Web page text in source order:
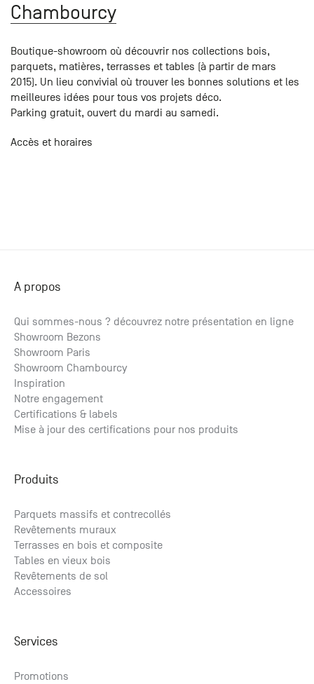
Chambourcy
Boutique-showroom où découvrir nos collections bois,
parquets, matières, terrasses et tables (à partir de mars
2015). Un lieu convivial où trouver les bonnes solutions et les
meilleures idées pour tous vos projets déco.
Parking gratuit, ouvert du mardi au samedi.
Accès et horaires
A propos
Qui sommes-nous ? découvrez notre présentation en ligne
Showroom Bezons
Showroom Paris
Showroom Chambourcy
Inspiration
Notre engagement
Certifications & labels
Mise à jour des certifications pour nos produits
Produits
Parquets massifs et contrecollés
Revêtements muraux
Terrasses en bois et composite
Tables en vieux bois
Revêtements de sol
Accessoires
Services
Promotions